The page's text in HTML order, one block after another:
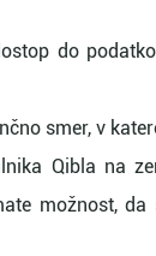
do
smer, v
Qibla na
možnost,